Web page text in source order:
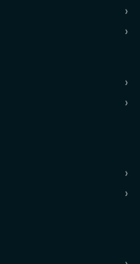
›
›
›
›
›
›